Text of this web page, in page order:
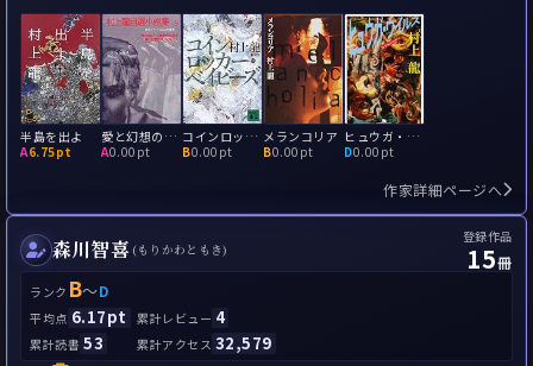
半島を出よ
A6.75pt
愛と幻想のファシズム
A0.00pt
コインロッカー・ベイビーズ
B0.00pt
メランコリア
B0.00pt
ヒュウガ・ウイルス: 五分後の世界2
D0.00pt
作家詳細ページへ
森川智喜 (もりかわともき)
登録作品
15冊
ランク B～D
平均点 6.17pt 累計レビュー 4
累計読書 53 累計アクセス 32,579